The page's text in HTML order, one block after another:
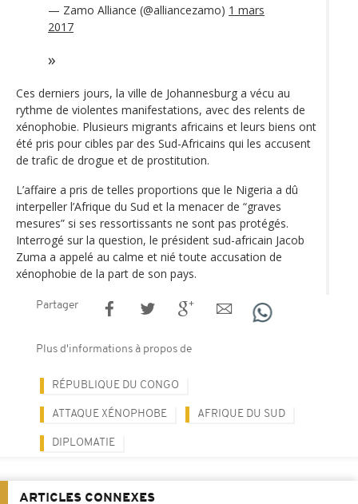
— Zamo Alliance (@alliancezamo) 1 mars
2017
Ces derniers jours, la ville de Johannesburg a vécu au
rythme de violentes manifestations, avec des relents de
xénophobie. Plusieurs migrants africains et leurs biens ont
été pris pour cibles par des Sud-Africains qui les accusent
de trafic de drogue et de prostitution.
L’affaire a pris de telles proportions que le Nigeria a dû
interpeller l’Afrique du Sud et la menacer de “graves
mesures” si ses ressortissants ne sont pas protégés.
Interrogé sur la question, le président sud-africain Jacob
Zuma a appelé au calme et nié toute accusation de
xénophobie de la part de son pays.
Partager
Plus d'informations à propos de
RÉPUBLIQUE DU CONGO
ATTAQUE XÉNOPHOBE AFRIQUE DU SUD
DIPLOMATIE
ARTICLES CONNEXES